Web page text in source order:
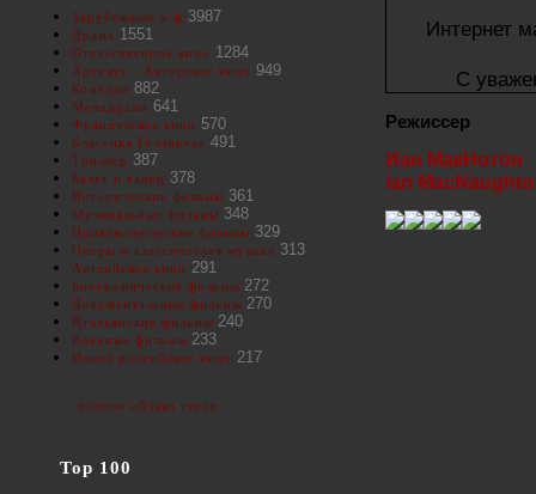
Интернет
С
Режиссер
Иан МакНотон
Ian
Зарубежные х/ф 3987
Драма 1551
Отечественное кино 1284
Артхаус - Авторское кино 949
Комедия 882
Мелодрама 641
Французское кино 570
Классика Голливуда 491
Триллер 387
Балет и танец 378
Исторические фильмы 361
Музыкальные фильмы 348
Приключенческие фильмы 329
Оперы и классическая музыка 313
Английское кино 291
Биографические фильмы 272
Документальные фильмы 270
Итальянские фильмы 240
Военные фильмы 233
Новое российское кино 217
полное облако тегов
Top 100